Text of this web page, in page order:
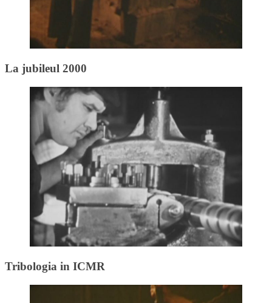
La jubileul 2000
Tribologia in ICMR